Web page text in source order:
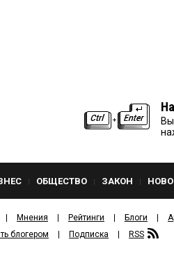
ОБЩЕСТВО ЗАКОН
Мнения Рейтинги Блоги
блогером Подписка RSS